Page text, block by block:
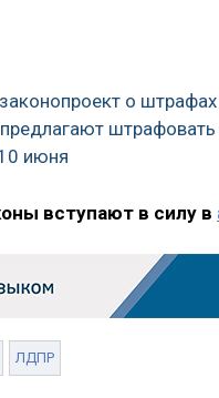
о
штрафовать
июня
вступают в силу в
ЛДПР